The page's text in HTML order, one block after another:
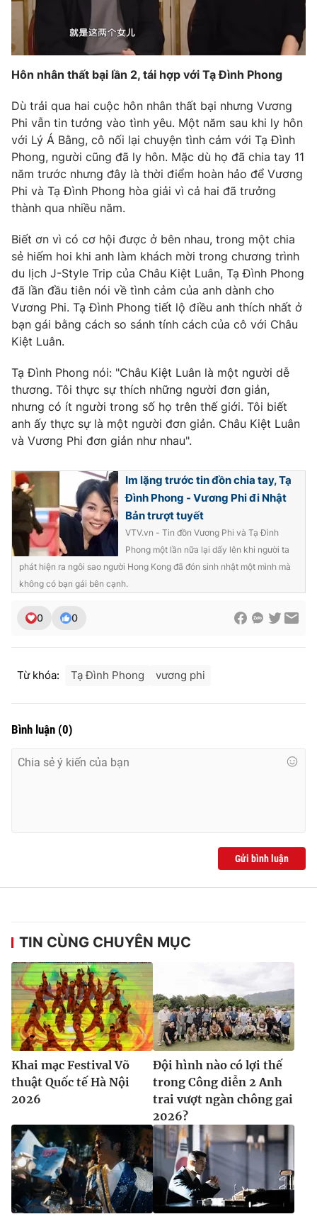
Hôn nhân thất bại lần 2, tái hợp với Tạ Đình Phong
Dù trải qua hai cuộc hôn nhân thất bại nhưng Vương
Phi vẫn tin tưởng vào tình yêu. Một năm sau khi ly hôn
với Lý Á Bằng, cô nối lại chuyện tình cảm với Tạ Đình
Phong, người cũng đã ly hôn. Mặc dù họ đã chia tay 11
năm trước nhưng đây là thời điểm hoàn hảo để Vương
Phi và Tạ Đình Phong hòa giải vì cả hai đã trưởng
thành qua nhiều năm.
Biết ơn vì có cơ hội được ở bên nhau, trong một chia
sẻ hiếm hoi khi anh làm khách mời trong chương trình
du lịch J-Style Trip của Châu Kiệt Luân, Tạ Đình Phong
đã lần đầu tiên nói về tình cảm của anh dành cho
Vương Phi. Tạ Đình Phong tiết lộ điều anh thích nhất ở
bạn gái bằng cách so sánh tính cách của cô với Châu
Kiệt Luân.
Tạ Đình Phong nói: "Châu Kiệt Luân là một người dễ
thương. Tôi thực sự thích những người đơn giản,
nhưng có ít người trong số họ trên thế giới. Tôi biết
anh ấy thực sự là một người đơn giản. Châu Kiệt Luân
và Vương Phi đơn giản như nhau".
Im lặng trước tin đồn chia tay, Tạ
Đình Phong - Vương Phi đi Nhật
Bản trượt tuyết
VTV.vn - Tin đồn Vương Phi và Tạ Đình
Phong một lần nữa lại dấy lên khi người ta
phát hiện ra ngôi sao người Hong Kong đã đón sinh nhật một mình mà
không có bạn gái bên cạnh.
0 0
Từ khóa: Tạ Đình Phong vương phi
Bình luận (0)
Gửi bình luận
TIN CÙNG CHUYÊN MỤC
Khai mạc Festival Võ
thuật Quốc tế Hà Nội
2026
Đội hình nào có lợi thế
trong Công diễn 2 Anh
trai vượt ngàn chông gai
2026?